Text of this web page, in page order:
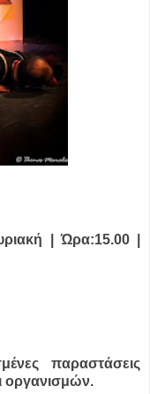
| Ώρα:15.00 |
παραστάσεις
οργανισμών.